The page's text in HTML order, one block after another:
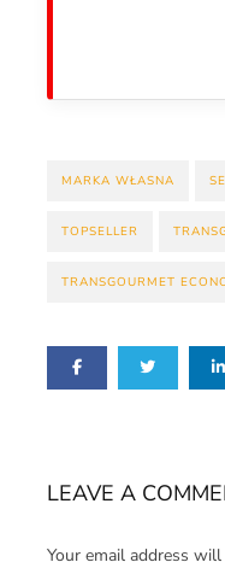
MARKA WŁASNA
TOPSELLER
TRANSGOURMET
LEAVE A
Your email address